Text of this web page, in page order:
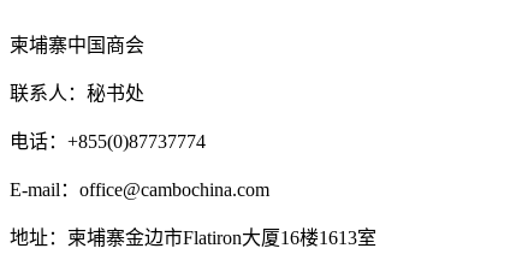
柬埔寨中国商会
联系人：秘书处
电话：+855(0)87737774
E-mail：office@cambochina.com
地址：柬埔寨金边市Flatiron大厦16楼1613室